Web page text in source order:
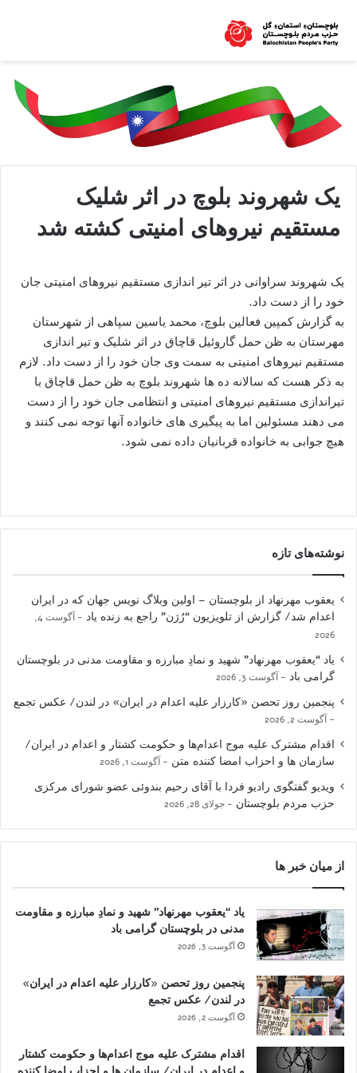
یک شهروند بلوچ در اثر شلیک
مستقیم نیروهای امنیتی کشته شد
یک شهروند سراوانی در اثر تیر اندازی مستقیم نیروهای امنیتی جان
خود را از دست داد.
به گزارش کمپین فعالین بلوچ، محمد یاسین سپاهی از شهرستان
مهرستان به ظن حمل گاروئیل قاچاق در اثر شلیک و تیر اندازی
مستقیم نیروهای امنیتی به سمت وی جان خود را از دست داد. لازم
به ذکر هست که سالانه ده ها شهروند بلوچ به ظن حمل قاچاق با
تیراندازی مستقیم نیروهای امنیتی و انتظامی جان خود را از دست
می دهند مسئولین اما به پیگیری های خانواده آنها توجه نمی کنند و
هیچ جوابی به خانواده قربانیان داده نمی شود.
نوشته‌های تازه
یعقوب مهرنهاد از بلوچستان – اولین وبلاگ نویس جهان که در ایران
اعدام شد/ گزارش از تلویزیون “رُژن” راجع به زنده یاد
آگوست 4,
2026
یاد “یعقوب مهرنهاد” شهید و نمادِ مبارزه و مقاومت مدنی در بلوچستان
گرامی باد
آگوست 3, 2026
پنجمین روز تحصن «کارزار علیه اعدام در ایران» در لندن/ عکس تجمع
آگوست 2, 2026
اقدام مشترک علیه موج اعدام‌ها و حکومت کشتار و اعدام در ایران/
سازمان ها و احزاب امضا کننده متن
آگوست 1, 2026
ویدیو گفتگوی رادیو فردا با آقای رحیم بندوئی عضو شورای مرکزی
حزب مردم بلوچستان
جولای 28, 2026
از میان خبر ها
یاد “یعقوب مهرنهاد” شهید و نمادِ مبارزه و مقاومت
مدنی در بلوچستان گرامی باد
آگوست 3, 2026
پنجمین روز تحصن «کارزار علیه اعدام در ایران»
در لندن/ عکس تجمع
آگوست 2, 2026
اقدام مشترک علیه موج اعدام‌ها و حکومت کشتار